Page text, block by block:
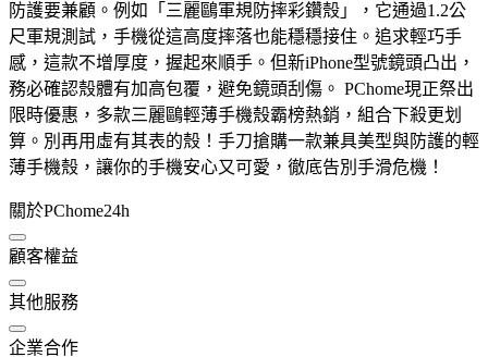
防護要兼顧。例如「三麗鷗軍規防摔彩鑽殼」，它通過1.2公
尺軍規測試，手機從這高度摔落也能穩穩接住。追求輕巧手
感，這款不增厚度，握起來順手。但新iPhone型號鏡頭凸出，
務必確認殼體有加高包覆，避免鏡頭刮傷。 PChome現正祭出
限時優惠，多款三麗鷗輕薄手機殼霸榜熱銷，組合下殺更划
算。別再用虛有其表的殼！手刀搶購一款兼具美型與防護的輕
薄手機殼，讓你的手機安心又可愛，徹底告別手滑危機！
關於PChome24h
顧客權益
其他服務
企業合作